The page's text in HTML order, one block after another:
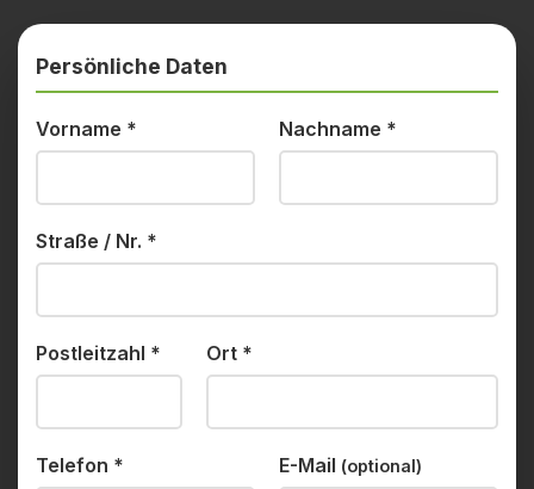
Persönliche Daten
Vorname * Nachname *
Straße / Nr. *
Postleitzahl * Ort *
Telefon * E-Mail (optional)